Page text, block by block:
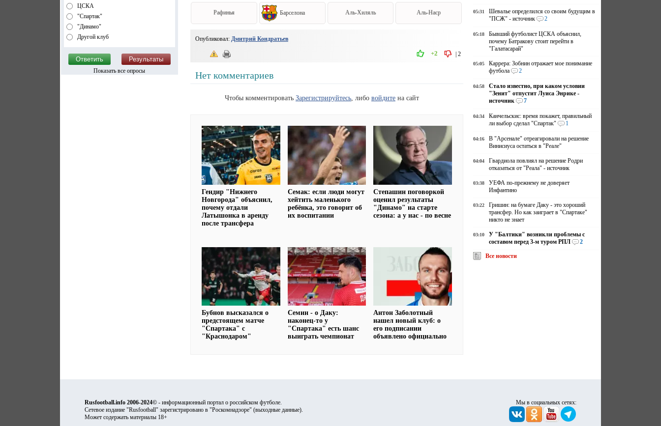
ЦСКА
"Спартак"
"Динамо"
Другой клуб
Показать все опросы
Рафинья Барселона Аль-Хиляль Аль-Наср
Опубликовал: Дмитрий Кондратьев
|2
+2
Нет комментариев
Чтобы комментировать Зарегистрируйтесь, либо войдитена сайт
Гендир "Нижнего
Новгорода" объяснил,
почему отдали
Латышонка в аренду
после трансфера
Семак: если люди могут
хейтить маленького
ребёнка, это говорит об
их воспитании
Степашин поговоркой
оценил результаты
"Динамо" на старте
сезона: а у нас - по весне
Бубнов высказался о
предстоящем матче
"Спартака" с
"Краснодаром"
Семин - о Даку:
наконец-то у
"Спартака" есть шанс
выиграть чемпионат
Антон Заболотный
нашел новый клуб: о
его подписании
объявлено официально
05:31
Шевалье определился со своим будущим в
"ПСЖ" - источник
2
05:18
Бывший футболист ЦСКА объяснил,
почему Батракову стоит перейти в
"Галатасарай"
05:05
Каррера: Зобнин отражает мое понимание
футбола
2
04:58
Стало известно, при каком условии
"Зенит" отпустит Луиса Энрике -
источник
7
04:34
Канчельскис: время покажет, правильный
ли выбор сделал "Спартак"
1
04:16
В "Арсенале" отреагировали на решение
Винисиуса остаться в "Реале"
04:04
Гвардиола повлиял на решение Родри
отказаться от "Реала" - источник
03:38
УЕФА по-прежнему не доверяет
Инфантино
03:22
Гришин: на бумаге Даку - это хороший
трансфер. Но как заиграет в "Спартаке"
никто не знает
03:10
У "Балтики" возникли проблемы с
составом перед 3-м туром РПЛ
2
Все новости
Rusfootball.info 2006-2024© - информационный портал о российском футболе.
Сетевое издание "Rusfootball" зарегистрировано в "Роскомнадзоре" (выходные данные).
Может содержать материалы 18+
Мы в социальных сетях: